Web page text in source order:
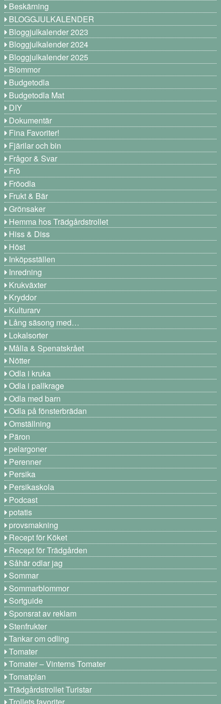
Beskärning
BLOGGJULKALENDER
Bloggjulkalender 2023
Bloggjulkalender 2024
Bloggjulkalender 2025
Blommor
Budgetodla
Budgetodla Mat
DIY
Dokumentär
Fina Favoriter!
Fjärilar och bin
Frågor & Svar
Frö
Fröodla
Frukt & Bär
Grönsaker
Hemma hos Trädgårdstrollet
Hiss & Diss
Höst
Inköpsställen
Inredning
Krukväxter
Kryddor
Kulturarv
Lång säsong med…
Lokalsorter
Målla & Spenatskrået
Nötter
Odla i kruka
Odla i pallkrage
Odla med barn
Odla på fönsterbrädan
Omställning
Päron
pelargoner
Perenner
Persika
Persikaskola
Podcast
potatis
provsmakning
Recept för Köket
Recept för Trädgården
Såhär odlar jag
Sommar
Sommarblommor
Sortguide
Sponsrat av reklam
Stenfrukter
Tankar om odling
Tomater
Tomater – Vinterns Tomater
Tomatplan
Trädgårdstrollet Turistar